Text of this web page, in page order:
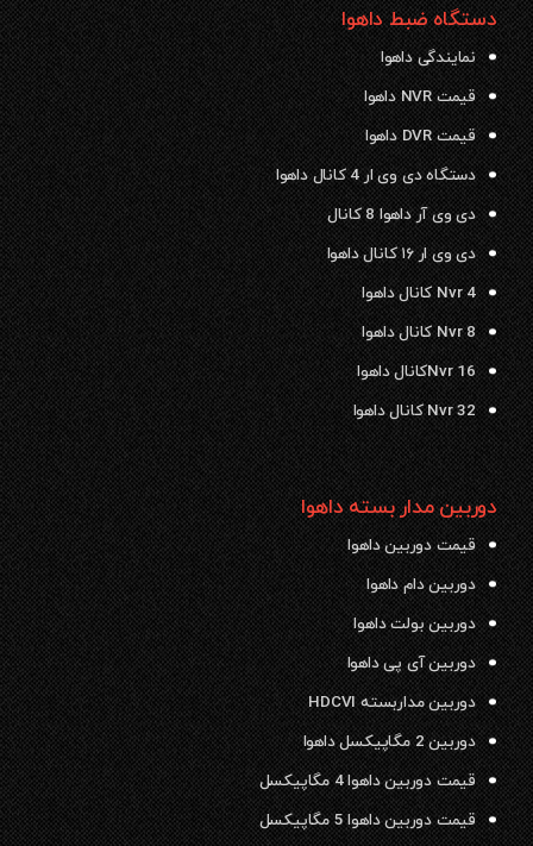
دستگاه ضبط داهوا
نمایندگی داهوا
قیمت NVR داهوا
قیمت DVR داهوا
دستگاه دی وی ار 4 کانال داهوا
دی وی آر داهوا 8 کانال
دی وی ار ۱۶ کانال داهوا
Nvr 4 کانال داهوا
Nvr 8 کانال داهوا
Nvr 16کانال داهوا
Nvr 32 کانال داهوا
دوربین مدار بسته داهوا
قیمت دوربین داهوا
دوربین دام داهوا
دوربین بولت داهوا
دوربین آی پی داهوا
دوربین مداربسته HDCVI
دوربین 2 مگاپیکسل داهوا
قیمت دوربین داهوا 4 مگاپیکسل
قیمت دوربین داهوا 5 مگاپیکسل